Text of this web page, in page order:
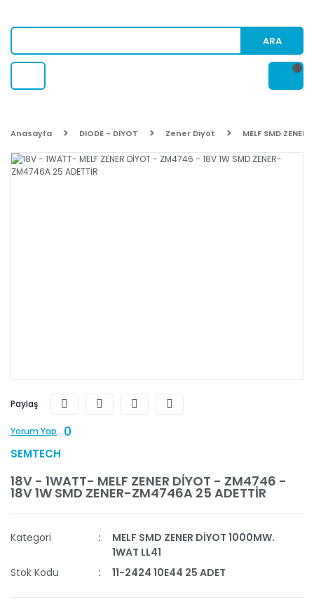
ARA
Anasayfa DIODE - DIYOT Zener Diyot MELF SMD
Paylaş
Yorum Yap 0
SEMTECH
18V - 1WATT- MELF ZENER DİYOT - ZM4746 -
18V 1W SMD ZENER-ZM4746A 25 ADETTİR
Kategori
MELF SMD ZENER DİYOT 1000MW.
1WAT LL41
Stok Kodu
11-2424 10E44 25 ADET